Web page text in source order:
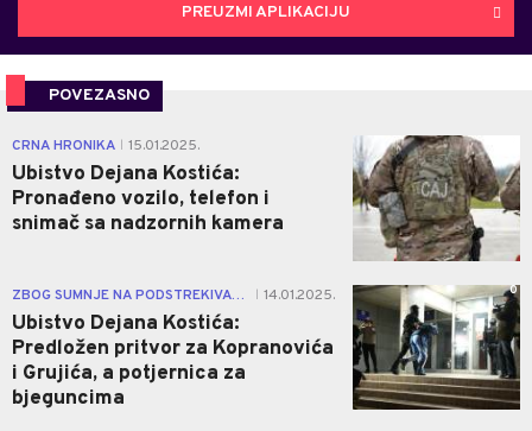
PREUZMI APLIKACIJU
POVEZASNO
CRNA HRONIKA 15.01.2025.
Ubistvo Dejana Kostića:
Pronađeno vozilo, telefon i
snimač sa nadzornih kamera
ZBOG SUMNJE NA PODSTREKIVANJE UBISTVA I POMOĆI POČINIOCU 14.01.2025.
Ubistvo Dejana Kostića:
Predložen pritvor za Kopranovića
i Grujića, a potjernica za
bjeguncima
0